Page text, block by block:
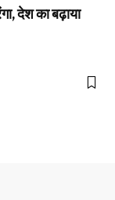
देश का बढ़ाया